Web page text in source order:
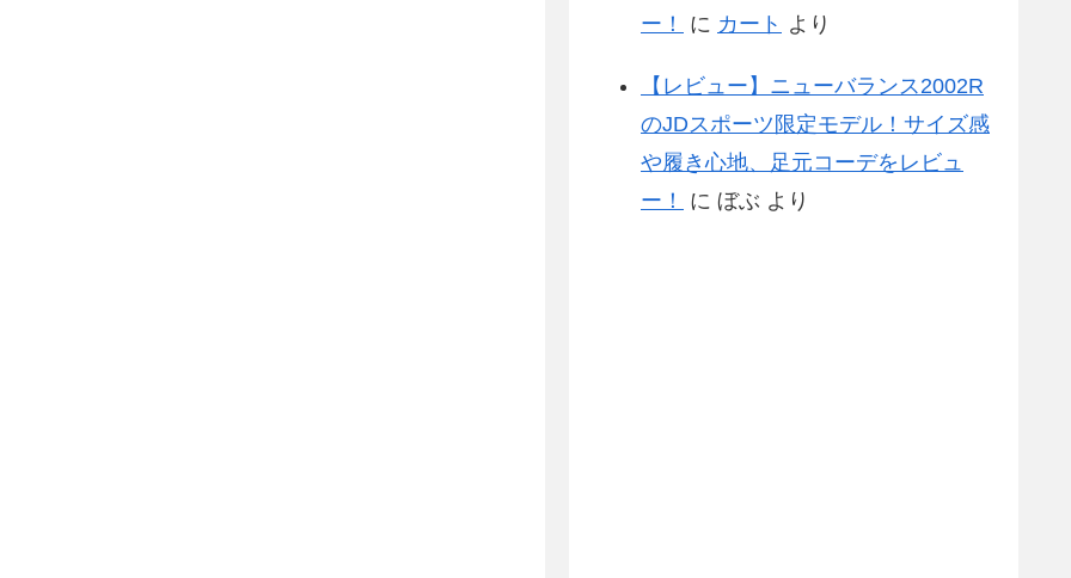
ー！
に カート より
【レビュー】ニューバランス2002R
のJDスポーツ限定モデル！サイズ感
や履き心地、足元コーデをレビュ
ー！
に ぼぶ より